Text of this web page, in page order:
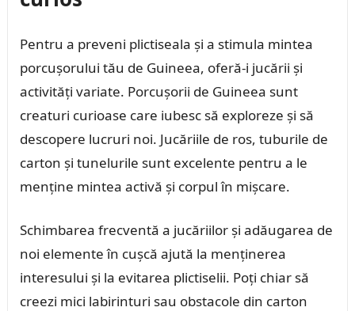
Pentru a preveni plictiseala și a stimula mintea
porcușorului tău de Guineea, oferă-i jucării și
activități variate. Porcușorii de Guineea sunt
creaturi curioase care iubesc să exploreze și să
descopere lucruri noi. Jucăriile de ros, tuburile de
carton și tunelurile sunt excelente pentru a le
menține mintea activă și corpul în mișcare.
Schimbarea frecventă a jucăriilor și adăugarea de
noi elemente în cușcă ajută la menținerea
interesului și la evitarea plictiselii. Poți chiar să
creezi mici labirinturi sau obstacole din carton